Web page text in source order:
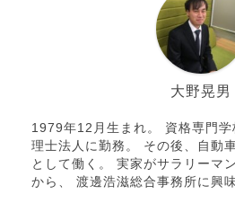
大野晃男
1979年12月生まれ。 資格専門
理士法人に勤務。 その後、自動
として働く。 実家がサラリーマ
から、 渡邊浩滋総合事務所に興